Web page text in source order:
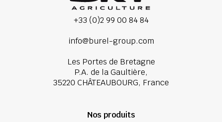
+33 (0)2 99 00 84 84
info@burel-group.com
Les Portes de Bretagne
P.A. de la Gaultière,
35220 CHÂTEAUBOURG, France
Nos produits